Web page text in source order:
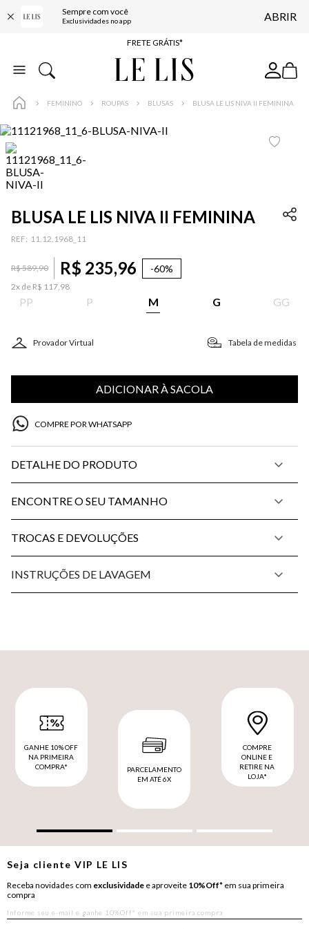
Sempre com você
Exclusividades no app ABRIR
ENTREGA EXPRESSA*
FRETE GRÁTIS*
BAIXE O APP
FEMININO ROUPAS BLUSAS BLUSA LE LIS NIVA II FEMININA
BLUSA LE LIS NIVA II FEMININA
: 11.12.1968_11
R$589,90 R$ 235,96 -60%
2x de R$ 117,98
PP P M G GG
Provador Virtual Tabela de medidas
ADICIONAR À SACOLA
COMPRE POR WHATSAPP
DETALHE DO PRODUTO
ENCONTRE O SEU TAMANHO
TROCAS E DEVOLUÇÕES
INSTRUÇÕES DE LAVAGEM
GANHE 10% OFF
NA PRIMEIRA
COMPRA*
PARCELAMENTO
EM ATÉ 6X
COMPRE
ONLINE E
RETIRE NA
LOJA*
Seja clienteVIP LE LIS
Receba novidades com exclusividade e aproveite 10%Off* em sua primeira
compra